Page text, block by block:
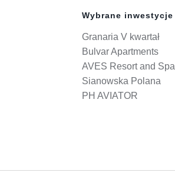
Wybrane inwestycje
Granaria V kwartał
Bulvar Apartments
AVES Resort and Spa
Sianowska Polana
PH AVIATOR